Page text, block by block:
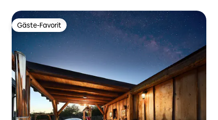
Gäste-Favorit
Gäste-Favorit